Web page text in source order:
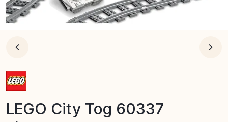
LEGO City Tog 60337